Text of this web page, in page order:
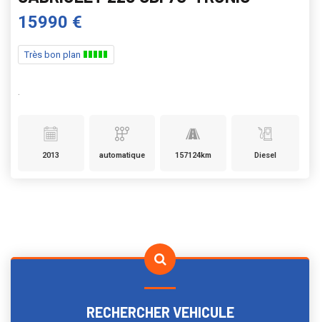
15990 €
Très bon plan
.
2013 automatique 157124km Diesel
RECHERCHER VEHICULE